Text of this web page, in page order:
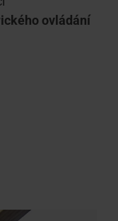
ovládání